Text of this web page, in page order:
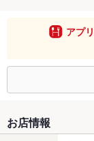
アプリ
お店情報